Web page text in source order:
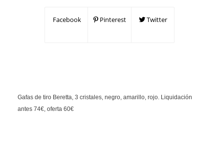
Facebook Pinterest Twitter
Gafas de tiro Beretta, 3 cristales, negro, amarillo, rojo. Liquidación
antes 74€, oferta 60€